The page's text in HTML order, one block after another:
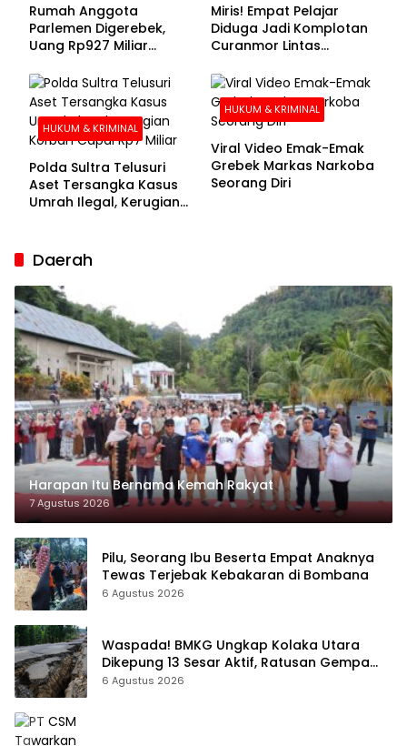
Rumah Anggota
Parlemen Digerebek,
Uang Rp927 Miliar
Miris! Empat Pelajar
Diduga Jadi Komplotan
Curanmor Lintas
HUKUM & KRIMINAL
Polda Sultra Telusuri
Aset Tersangka Kasus
Umrah Ilegal, Kerugian
HUKUM & KRIMINAL
Viral Video Emak-Emak
Grebek Markas Narkoba
Seorang Diri
Daerah
Harapan Itu Bernama Kemah Rakyat
7 Agustus 2026
Pilu, Seorang Ibu Beserta Empat Anaknya
Tewas Terjebak Kebakaran di Bombana
6 Agustus 2026
Waspada! BMKG Ungkap Kolaka Utara
Dikepung 13 Sesar Aktif, Ratusan Gempa
Sudah Terekam
6 Agustus 2026